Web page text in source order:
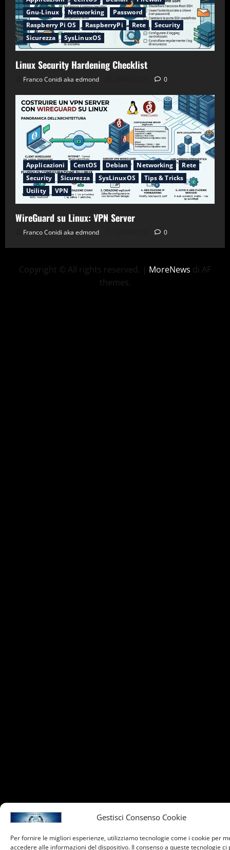
Gestisci Consenso Cookie
Per fornire le migliori esperienze, utilizziamo tecnologie come i cookie per
accedere alle informazioni del dispositivo. Il consenso a queste tecnologie
Gnu-Linux
Networking
Password
Raspberry Pi OS
RaspberryPi Rete
Security
Sicurezza
SysLinuxOS
Linux Security Hardening Checklist
Franco Conidi aka edmond 0
Applicazioni CentOS Debian Networking
Rete
Security
Sicurezza SysLinuxOS
Tips & Tricks
Utility
VPN
WireGuard su Linux: VPN Server
Franco Conidi aka edmond 0
Copyright © All rights reserved. | MoreNews di AF
themes.